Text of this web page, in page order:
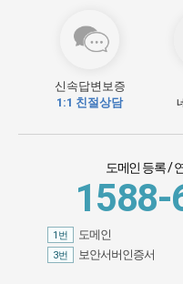
신속답변보증
1:1 친절상담
도메인 등록 /
1588-
1번 도메인
3번 보안서버인증서